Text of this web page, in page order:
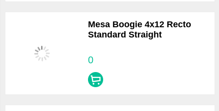
Mesa Boogie 4x12 Recto
Standard Straight
0